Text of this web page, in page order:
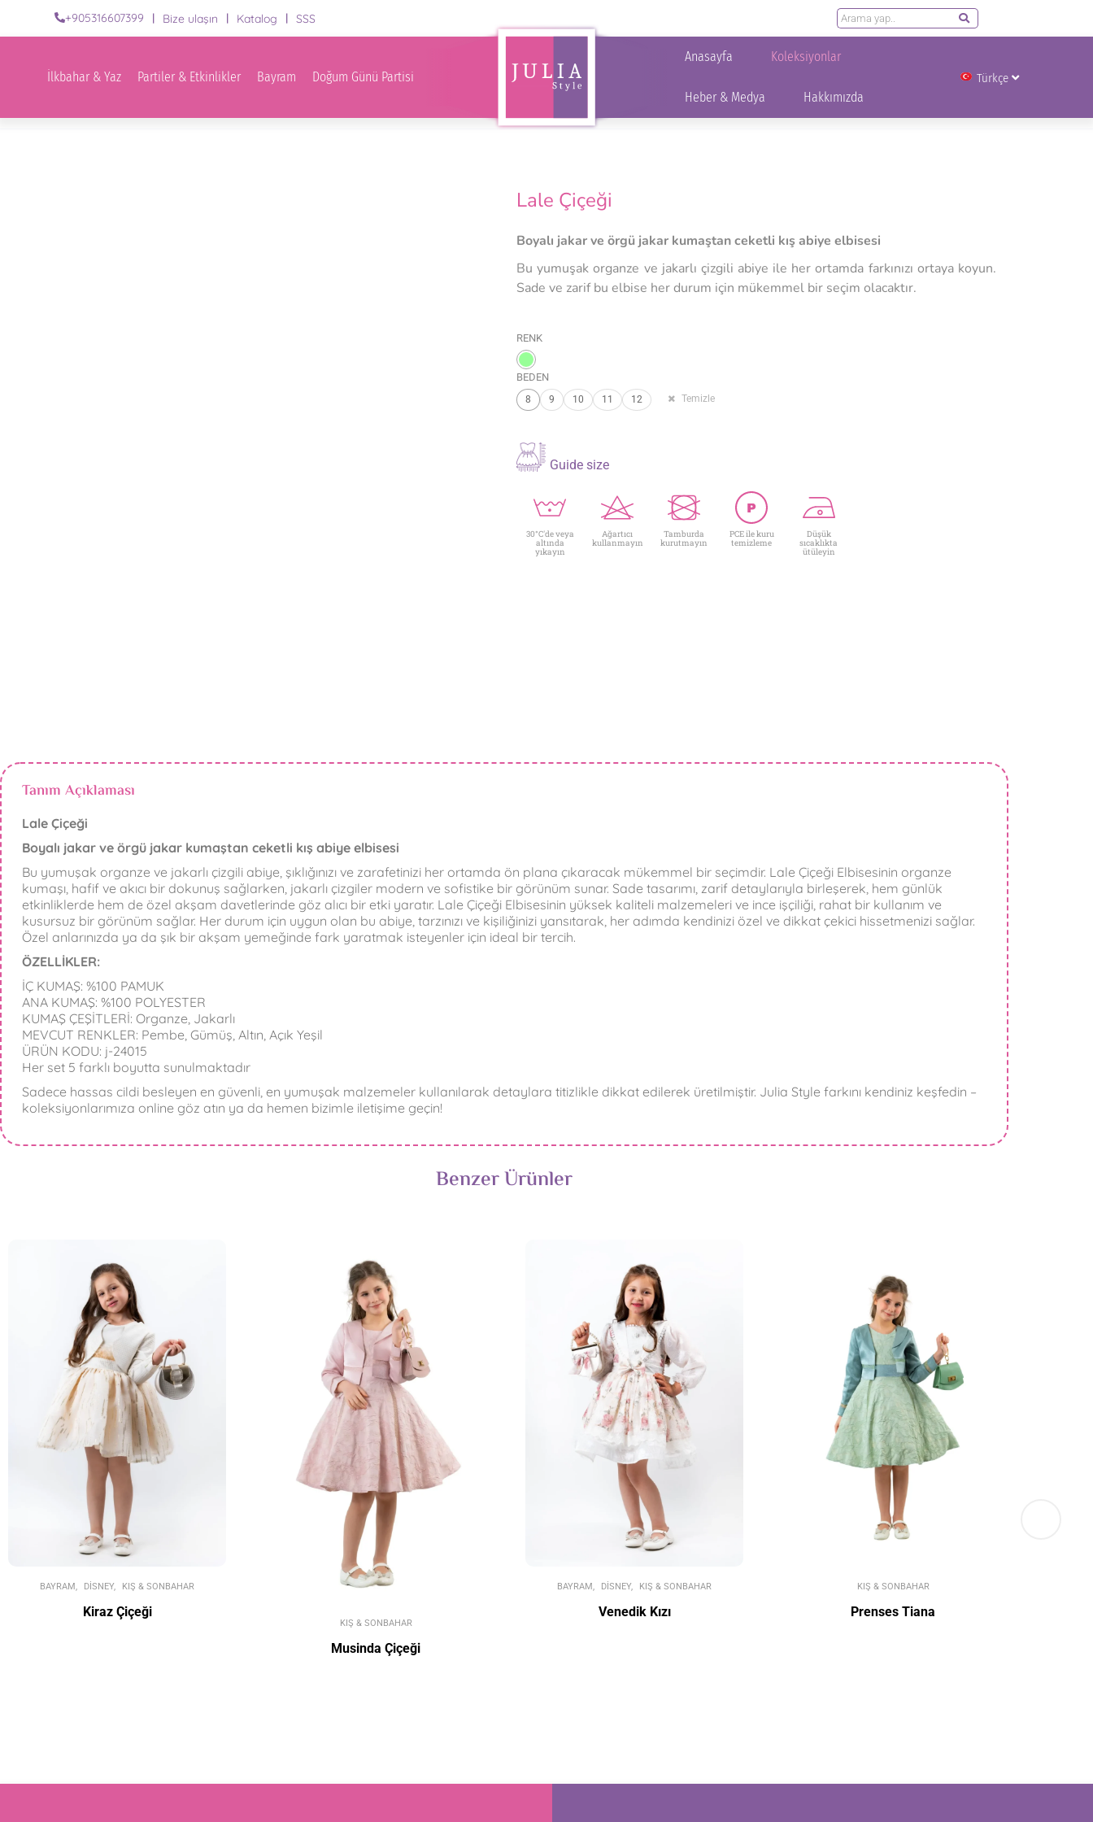
+905316607399 | Bize ulaşın | Katalog | SSS
İlkbahar & Yaz Partiler & Etkinlikler Bayram Doğum Günü Partisi
Anasayfa Koleksiyonlar
Heber & Medya Hakkımızda
Türkçe
English
العربية
İlkbahar & Yaz Partiler & Etkinlikler Bayram Doğum Günü Partisi
Heber & Medya Hakkımızda
Türkçe
العربية
Lale Çiçeği
Boyalı jakar ve örgü jakar kumaştan ceketli kış abiye elbisesi
Bu yumuşak organze ve jakarlı çizgili abiye ile her ortamda farkınızı ortaya koyun.
Sade ve zarif bu elbise her durum için mükemmel bir seçim olacaktır.
RENK
BEDEN
8 9 10 11 12 Temizle
Guide size
30°C'de veya
altında
yıkayın
Ağartıcı
kullanmayın
Tamburda
kurutmayın
PCE ile kuru
temizleme
Düşük
sıcaklıkta
ütüleyin
Tanım Açıklaması
Lale Çiçeği
Boyalı jakar ve örgü jakar kumaştan ceketli kış abiye elbisesi
Bu yumuşak organze ve jakarlı çizgili abiye, şıklığınızı ve zarafetinizi her ortamda ön plana çıkaracak mükemmel bir seçimdir. Lale Çiçeği Elbisesinin organze
kumaşı, hafif ve akıcı bir dokunuş sağlarken, jakarlı çizgiler modern ve sofistike bir görünüm sunar. Sade tasarımı, zarif detaylarıyla birleşerek, hem günlük
etkinliklerde hem de özel akşam davetlerinde göz alıcı bir etki yaratır. Lale Çiçeği Elbisesinin yüksek kaliteli malzemeleri ve ince işçiliği, rahat bir kullanım ve
kusursuz bir görünüm sağlar. Her durum için uygun olan bu abiye, tarzınızı ve kişiliğinizi yansıtarak, her adımda kendinizi özel ve dikkat çekici hissetmenizi sağlar.
Özel anlarınızda ya da şık bir akşam yemeğinde fark yaratmak isteyenler için ideal bir tercih.
ÖZELLİKLER:
İÇ KUMAŞ: %100 PAMUK
ANA KUMAŞ: %100 POLYESTER
KUMAŞ ÇEŞİTLERİ: Organze, Jakarlı
MEVCUT RENKLER: Pembe, Gümüş, Altın, Açık Yeşil
ÜRÜN KODU: j-24015
Her set 5 farklı boyutta sunulmaktadır
Sadece hassas cildi besleyen en güvenli, en yumuşak malzemeler kullanılarak detaylara titizlikle dikkat edilerek üretilmiştir. Julia Style farkını kendiniz keşfedin –
koleksiyonlarımıza online göz atın ya da hemen bizimle iletişime geçin!
Benzer Ürünler
BAYRAM DISNEY KIŞ & SONBAHAR
Kiraz Çiçeği
KIŞ & SONBAHAR
Musinda Çiçeği
BAYRAM DISNEY KIŞ & SONBAHAR
Venedik Kızı
KIŞ & SONBAHAR
Prenses Tiana